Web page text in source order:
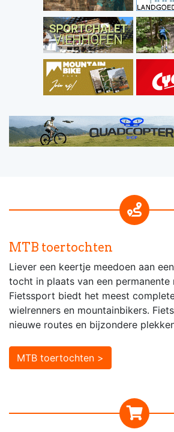
MTB toertochten
Liever een keertje meedoen aan
tocht in plaats van een permanente
Fietssport biedt het meest
wielrenners en mountainbikers.
nieuwe routes en bijzondere
MTB toertochten >